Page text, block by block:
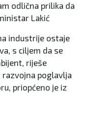
odlična prilika da
Lakić
industrije ostaje
s ciljem da se
riješe
poglavlja
priopćeno je iz